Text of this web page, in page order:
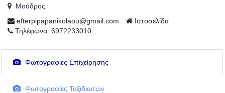
Μούδρος
efterpipapanikolaou@gmail.com
Ιστοσελίδα
Τηλέφωνα: 6972233010
Φωτογραφίες Επιχείρησης
Φωτογραφίες Ταξιδιωτών